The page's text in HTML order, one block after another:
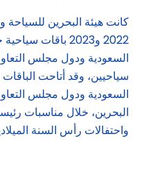
كانت هيئة البحرين
2022 و2023
السعودية ودول مجلس
سياحيين، وقد أتاحت
السعودية ودول مجلس
البحرين، خلال مناسبات
واحتفالات رأس السنة